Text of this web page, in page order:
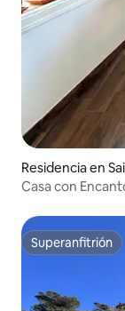
Residencia en
Casa con
Superanfitrión
Superanfitrión